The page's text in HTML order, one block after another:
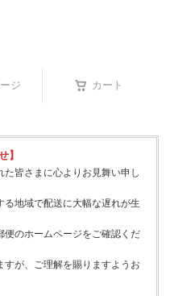
ジ カート
】
皆さまに心よりお見舞い申し
地域で配送に大幅な遅れが生
便のホームページをご確認くだ
が、ご理解を賜りますようお